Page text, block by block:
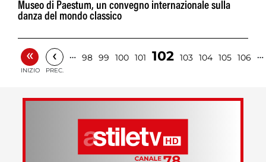
Museo di Paestum, un convegno internazionale sulla
danza del mondo classico
«
INIZIO
‹
PREC.
… 98 99 100 101 102 103 104 105 106 …